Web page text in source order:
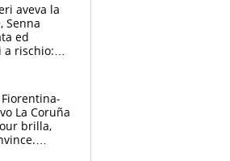
aveva la
Senna
ed
a rischio:
La Coruña
brilla,